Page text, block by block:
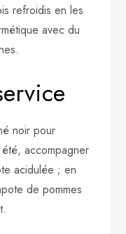
refroidis en les
avec du
noir pour
accompagner
acidulée ; en
de pommes